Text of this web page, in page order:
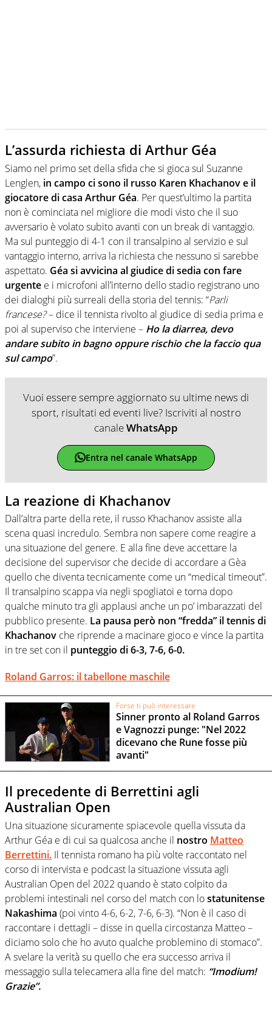
L’assurda richiesta di Arthur Géa
Siamo nel primo set della sfida che si gioca sul Suzanne
Lenglen, in campo ci sono il russo Karen Khachanov e il
giocatore di casa Arthur Géa. Per quest’ultimo la partita
non è cominciata nel migliore die modi visto che il suo
avversario è volato subito avanti con un break di vantaggio.
Ma sul punteggio di 4-1 con il transalpino al servizio e sul
vantaggio interno, arriva la richiesta che nessuno si sarebbe
aspettato. Géa si avvicina al giudice di sedia con fare
urgente e i microfoni all’interno dello stadio registrano uno
dei dialoghi più surreali della storia del tennis: “Parli
francese?– dice il tennista rivolto al giudice di sedia prima e
poi al superviso che interviene – Ho la diarrea, devo
andare subito in bagno oppure rischio che la faccio qua
sul campo”.
Vuoi essere sempre aggiornato su ultime news di
sport, risultati ed eventi live? Iscriviti al nostro
canaleWhatsApp
Entra nel canale WhatsApp
La reazione di Khachanov
Dall’altra parte della rete, il russo Khachanov assiste alla
scena quasi incredulo. Sembra non sapere come reagire a
una situazione del genere. E alla fine deve accettare la
decisione del supervisor che decide di accordare a Gèa
quello che diventa tecnicamente come un “medical timeout”.
Il transalpino scappa via negli spogliatoi e torna dopo
qualche minuto tra gli applausi anche un po’ imbarazzati del
pubblico presente. La pausa però non “fredda” il tennis di
Khachanov che riprende a macinare gioco e vince la partita
in tre set con il punteggio di 6-3, 7-6, 6-0.
Roland Garros: il tabellone maschile
Forse ti può interessare
Sinner pronto al Roland Garros
e Vagnozzi punge: "Nel 2022
dicevano che Rune fosse più
avanti"
Il precedente di Berrettini agli
Australian Open
Una situazione sicuramente spiacevole quella vissuta da
Arthur Géa e di cui sa qualcosa anche il nostro Matteo
Berrettini. Il tennista romano ha più volte raccontato nel
corso di intervista e podcast la situazione vissuta agli
Australian Open del 2022 quando è stato colpito da
problemi intestinali nel corso del match con lostatunitense
Nakashima (poi vinto 4-6, 6-2, 7-6, 6-3). “Non è il caso di
raccontare i dettagli – disse in quella circostanza Matteo –
diciamo solo che ho avuto qualche problemino di stomaco”.
A svelare la verità su quello che era successo arriva il
messaggio sulla telecamera alla fine del match: “Imodium!
Grazie”.